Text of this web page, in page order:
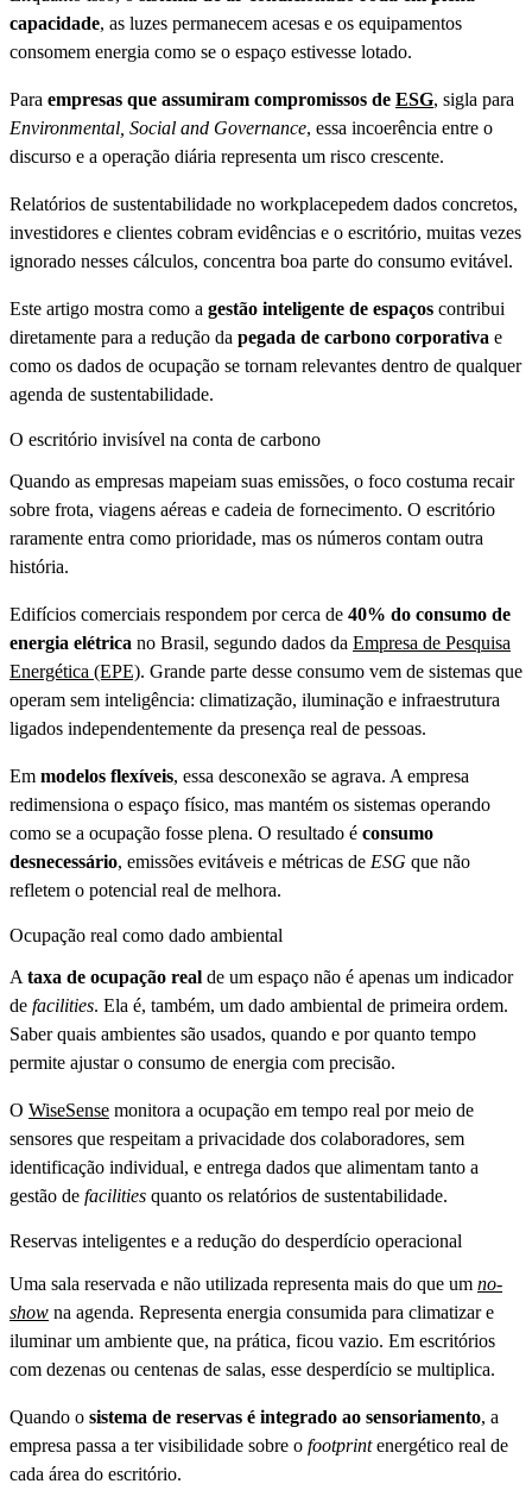
capacidade, as luzes permanecem acesas e os equipamentos
consomem energia como se o espaço estivesse lotado.
Para empresas que assumiram compromissos de ESG, sigla para
Environmental, Social and Governance, essa incoerência entre o
discurso e a operação diária representa um risco crescente.
Relatórios de sustentabilidade no workplacepedem dados concretos,
investidores e clientes cobram evidências e o escritório, muitas vezes
ignorado nesses cálculos, concentra boa parte do consumo evitável.
Este artigo mostra como a gestão inteligente de espaços contribui
diretamente para a redução da pegada de carbono corporativa e
como os dados de ocupação se tornam relevantes dentro de qualquer
agenda de sustentabilidade.
O escritório invisível na conta de carbono
Quando as empresas mapeiam suas emissões, o foco costuma recair
sobre frota, viagens aéreas e cadeia de fornecimento. O escritório
raramente entra como prioridade, mas os números contam outra
história.
Edifícios comerciais respondem por cerca de 40% do consumo de
energia elétrica no Brasil, segundo dados da Empresa de Pesquisa
Energética (EPE). Grande parte desse consumo vem de sistemas que
operam sem inteligência: climatização, iluminação e infraestrutura
ligados independentemente da presença real de pessoas.
Em modelos flexíveis, essa desconexão se agrava. A empresa
redimensiona o espaço físico, mas mantém os sistemas operando
como se a ocupação fosse plena. O resultado é consumo
desnecessário, emissões evitáveis e métricas de ESG que não
refletem o potencial real de melhora.
Ocupação real como dado ambiental
A taxa de ocupação real de um espaço não é apenas um indicador
de facilities. Ela é, também, um dado ambiental de primeira ordem.
Saber quais ambientes são usados, quando e por quanto tempo
permite ajustar o consumo de energia com precisão.
O WiseSense monitora a ocupação em tempo real por meio de
sensores que respeitam a privacidade dos colaboradores, sem
identificação individual, e entrega dados que alimentam tanto a
gestão de facilities quanto os relatórios de sustentabilidade.
Reservas inteligentes e a redução do desperdício operacional
Uma sala reservada e não utilizada representa mais do que um no-
show na agenda. Representa energia consumida para climatizar e
iluminar um ambiente que, na prática, ficou vazio. Em escritórios
com dezenas ou centenas de salas, esse desperdício se multiplica.
Quando o sistema de reservas é integrado ao sensoriamento, a
empresa passa a ter visibilidade sobre o footprintenergético real de
cada área do escritório.